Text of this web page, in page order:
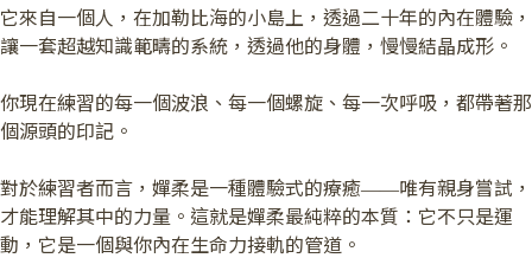
它來自一個人，在加勒比海的小島上，透過二十年的內在體驗，
讓一套超越知識範疇的系統，透過他的身體，慢慢結晶成形。
你現在練習的每一個波浪、每一個螺旋、每一次呼吸，都帶著那
個源頭的印記。
對於練習者而言，嬋柔是一種體驗式的療癒——唯有親身嘗試，
才能理解其中的力量。這就是嬋柔最純粹的本質：它不只是運
動，它是一個與你內在生命力接軌的管道。